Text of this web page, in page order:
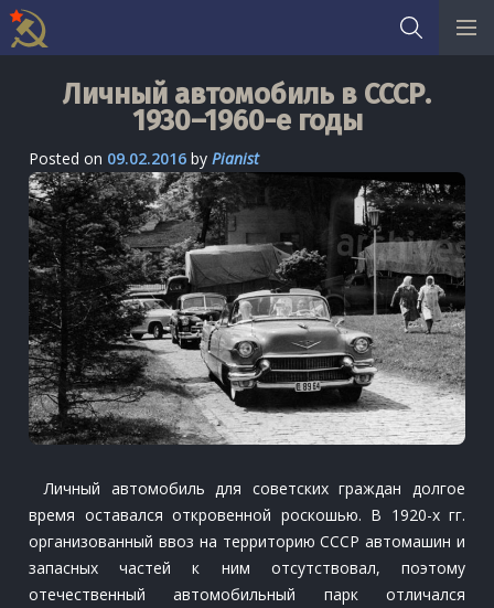
Личный автомобиль в СССР.
1930–1960-е годы
Posted on 09.02.2016 by Pianist
Личный автомобиль для советских граждан долгое
время оставался откровенной роскошью. В 1920-х гг.
организованный ввоз на территорию СССР автомашин и
запасных частей к ним отсутствовал, поэтому
отечественный автомобильный парк отличался